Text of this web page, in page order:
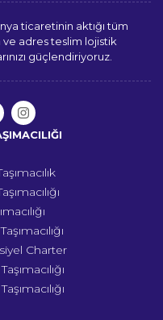
ticaretinin aktığı tüm
adres teslim lojistik
güçlendiriyoruz.
Charter